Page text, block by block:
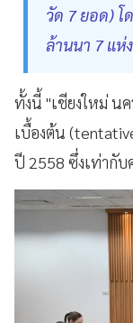
วัด 7 ยอด)
ล้านนา 7 แห่ง
ทั้งนี้ "เชียงใหม่ น
เบื้องต้น
ปี 2558 ซึ่งเท่ากั